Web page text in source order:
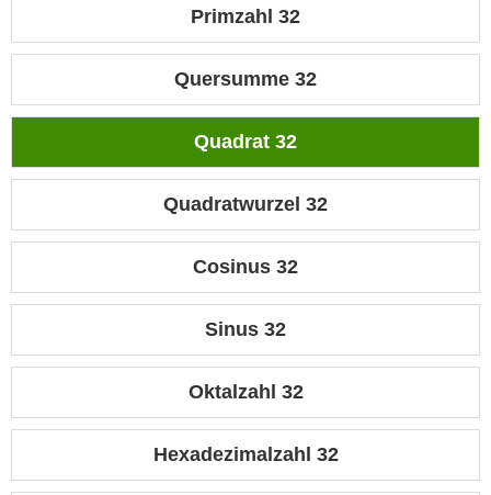
Primzahl 32
Quersumme 32
Quadrat 32
Quadratwurzel 32
Cosinus 32
Sinus 32
Oktalzahl 32
Hexadezimalzahl 32